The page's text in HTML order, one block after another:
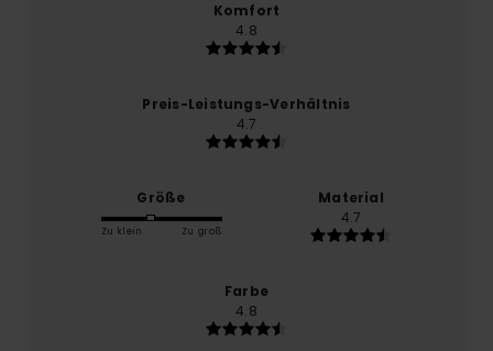
Komfort
4.8
Preis-Leistungs-Verhältnis
4.7
Größe
Zu klein Zu groß
Material
4.7
Farbe
4.8